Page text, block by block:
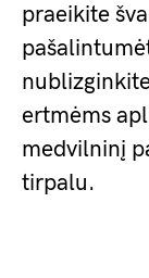
praeikite
ertmėms
medvilninį
tirpalu.